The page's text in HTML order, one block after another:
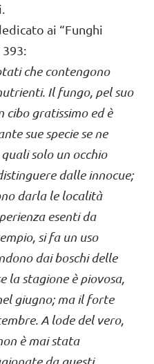
ai “Funghi
393:
che contengono
Il fungo, pel suo
gratissimo ed è
sue specie se ne
solo un occhio
dalle innocue;
darla le località
esenti da
si fa un uso
dai boschi delle
la stagione è piovosa,
giugno; ma il forte
A lode del vero,
è mai stata